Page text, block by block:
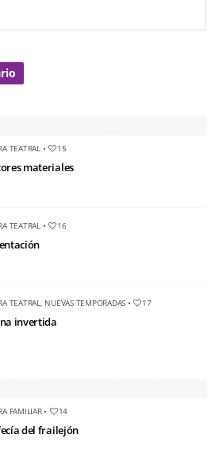
TEATRAL• 15
materiales
TEATRAL• 16
TEATRAL, NUEVAS TEMPORADAS • 17
invertida
FAMILIAR• 14
del frailejón